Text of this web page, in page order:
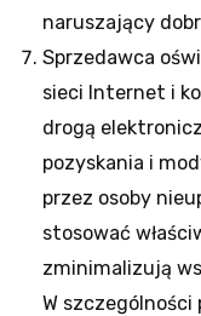
naruszający
Sprzedawca
sieci Internet i
drogą
pozyskania i
przez osoby
stosować
zminimalizują
W